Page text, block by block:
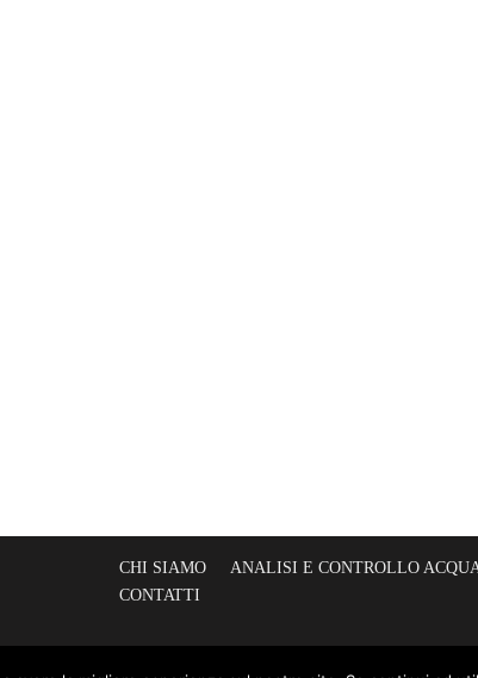
CHI SIAMO ANALISI E CONTROLLO
CONTATTI